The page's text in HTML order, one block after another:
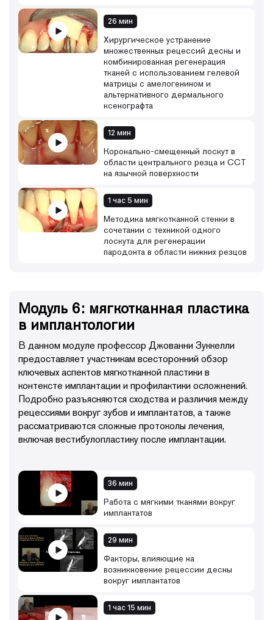
26 мин
Хирургическое устранение
множественных рецессий десны и
комбинированная регенерация
тканей с использованием гелевой
матрицы с амелогенином и
альтернативного дермального
ксенографта
12 мин
Коронально-смещенный лоскут в
области центрального резца и ССТ
на язычной поверхности
1 час 5 мин
Методика мягкотканной стенки в
сочетании с техникой одного
лоскута для регенерации
пародонта в области нижних резцов
Модуль 6: мягкотканная пластика
в имплантологии
В данном модуле профессор Джованни Зуккелли
предоставляет участникам всесторонний обзор
ключевых аспектов мягкотканной пластики в
контексте имплантации и профилактики осложнений.
Подробно разъясняются сходства и различия между
рецессиями вокруг зубов и имплантатов, а также
рассматриваются сложные протоколы лечения,
включая вестибулопластику после имплантации.
36 мин
Работа с мягкими тканями вокруг
имплантатов
29 мин
Факторы, влияющие на
возникновение рецессии десны
вокруг имплантатов
1 час 15 мин